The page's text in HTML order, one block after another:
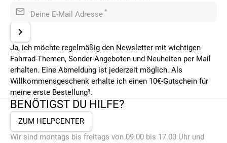
Deine E-Mail Adresse *
Ja, ich möchte regelmäßig den Newsletter mit wichtigen
Fahrrad-Themen, Sonder-Angeboten und Neuheiten per Mail
erhalten. Eine Abmeldung ist jederzeit möglich. Als
Willkommensgeschenk erhalte ich einen 10€-Gutschein für
meine erste Bestellung³.
BENÖTIGST DU HILFE?
ZUM HELPCENTER
Wir sind montags bis freitags von 09.00 bis 17.00 Uhr und